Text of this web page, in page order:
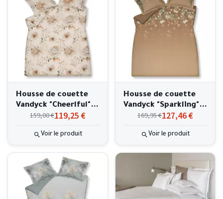
Housse de couette
Vandyck "Cheerlful"
240x220cm119,25 €
159,00 €
Voir le produit
Housse de couette
Vandyck "Sparkling"
240x220cm127,46 €
169,95 €
Voir le produit